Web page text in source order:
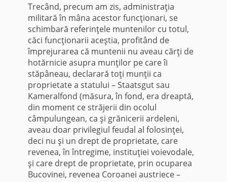
Trecând, precum am zis, administraţia
militară în mâna acestor funcţionari, se
schimbară referinţele muntenilor cu totul,
căci funcţionarii aceştia, profitând de
împrejurarea că muntenii nu aveau cărţi de
hotărnicie asupra munţilor pe care îi
stăpâneau, declarară toţi munţii ca
proprietate a statului – Staatsgut sau
Kameralfond (măsura, în fond, era dreaptă,
din moment ce străjerii din ocolul
câmpulungean, ca şi grănicerii ardeleni,
aveau doar privilegiul feudal al folosinţei,
deci nu şi un drept de proprietate, care
revenea, în întregime, instituţiei voievodale,
şi care drept de proprietate, prin ocuparea
Bucovinei, revenea Coroanei austriece –